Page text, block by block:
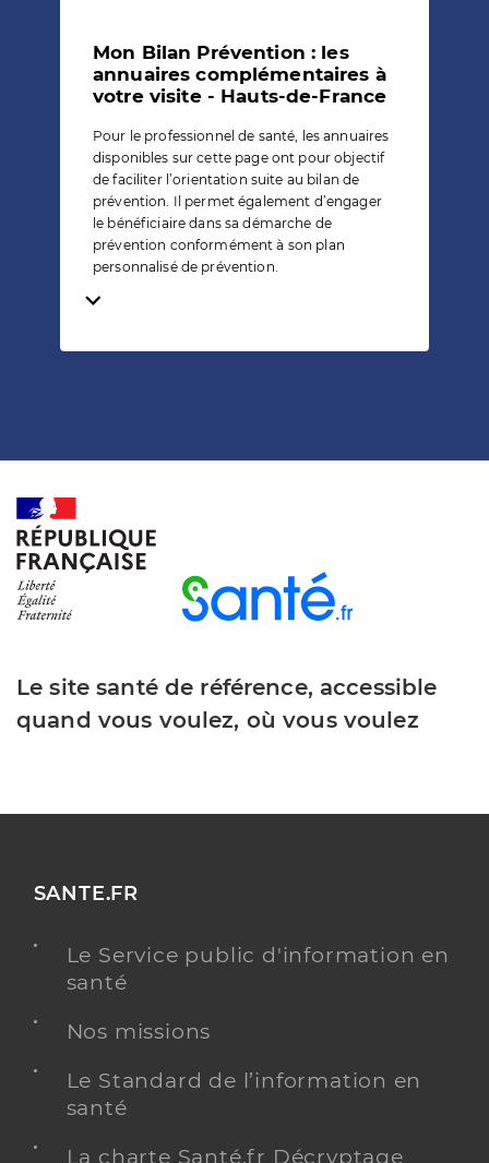
Mon Bilan Prévention : les
annuaires complémentaires à
votre visite - Hauts-de-France
Pour le professionnel de santé, les annuaires
disponibles sur cette page ont pour objectif
de faciliter l’orientation suite au bilan de
prévention. Il permet également d’engager
le bénéficiaire dans sa démarche de
prévention conformément à son plan
personnalisé de prévention.
Temps de lecture
Le site santé de référence, accessible
quand vous voulez, où vous voulez
SANTE.FR
Le Service public d'information en
santé
Nos missions
Le Standard de l’information en
santé
La charte Santé.fr Décryptage